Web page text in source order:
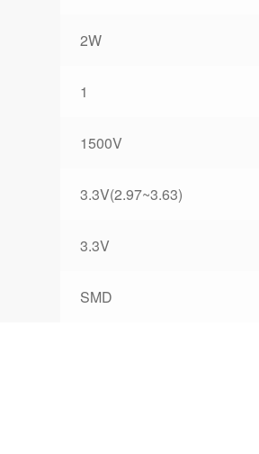
2W
1
1500V
3.3V(2.97~3.63)
3.3V
SMD